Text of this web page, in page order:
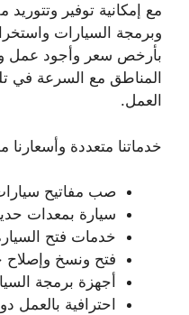
مع إمكانية توفير
وبرمجة السيارات
بأرخص سعر وأجود عمل
المناطق مع السرعة في
العمل.
خدماتنا متعددة
صب مفاتيح
سيارة بمعدات
خدمات فتح
فتح ونسخ وإصلاح
أجهزة برمجة
احترافية بالعمل